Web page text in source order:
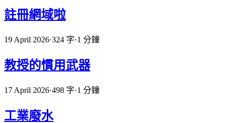
註冊網域啦
19 April 2026·324 字·1 分鐘
教授的慣用武器
17 April 2026·498 字·1 分鐘
工業廢水